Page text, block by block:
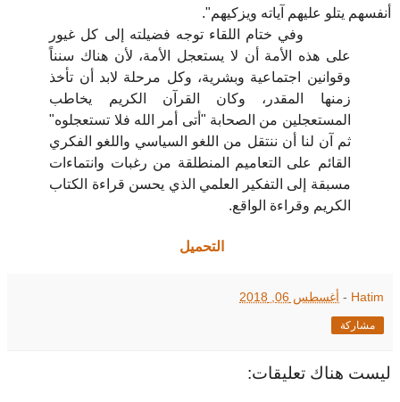
أنفسهم يتلو عليهم آياته ويزكيهم".
وفي ختام اللقاء توجه فضيلته إلى كل غيور
على هذه الأمة أن لا يستعجل الأمة، لأن هناك سنناً
وقوانين اجتماعية وبشرية، وكل مرحلة لابد أن تأخذ
زمنها المقدر، وكان القرآن الكريم يخاطب
المستعجلين من الصحابة "أتى أمر الله فلا تستعجلوه"
ثم آن لنا أن ننتقل من اللغو السياسي واللغو الفكري
القائم على التعاميم المنطلقة من رغبات وانتماءات
مسبقة إلى التفكير العلمي الذي يحسن قراءة الكتاب
الكريم وقراءة الواقع.
التحميل
Hatim
- أغسطس 06, 2018
مشاركة
ليست هناك تعليقات: